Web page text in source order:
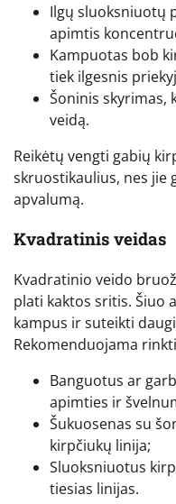
Ilgų sluoksniuotų
apimtis
Kampuotas bob
tiek ilgesnis
Šoninis skyrimas,
veidą.
Reikėtų vengti gabių
skruostikaulius, nes jie
apvalumą.
Kvadratinis veidas
Kvadratinio veido
plati kaktos sritis. Šiuo
kampus ir suteikti
Rekomenduojama
Banguotus ar
apimties ir
Šukuosenas su
kirpčiukų linija;
Sluoksniuotus
tiesias linijas.